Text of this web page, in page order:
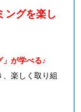
ングを楽し
」が学べる♪
楽しく取り組